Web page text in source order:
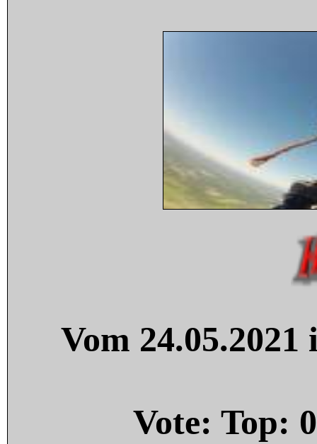
Vom
Vote: Top: 0